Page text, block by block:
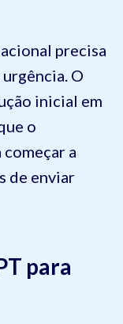
precisa
O
inicial em
o
começar a
de enviar
para